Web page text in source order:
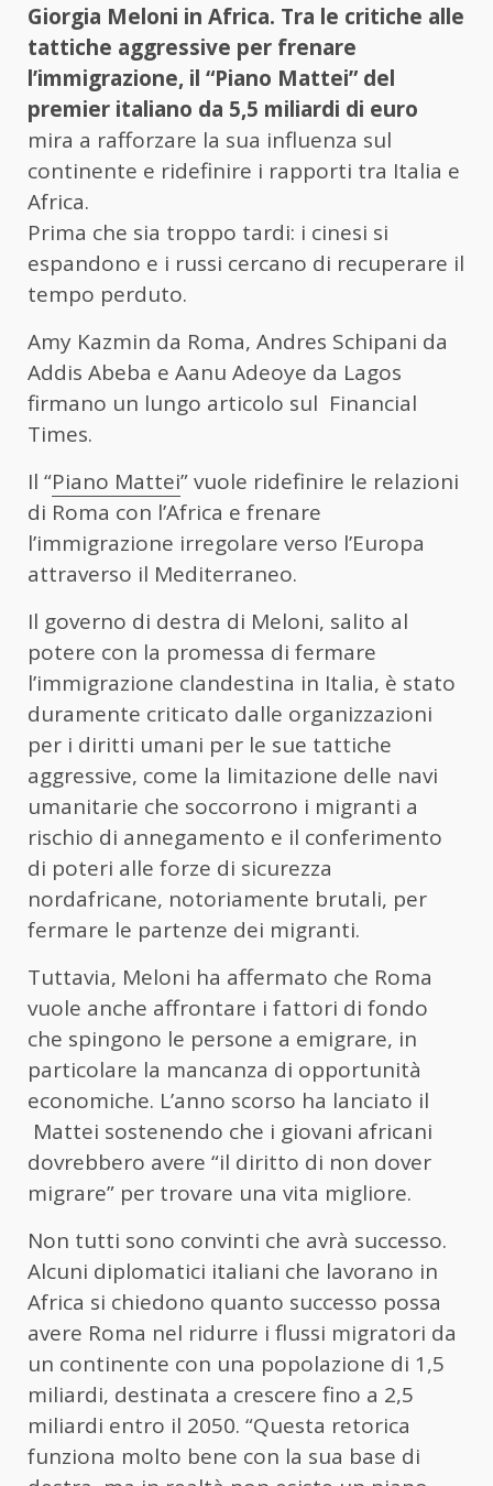
Giorgia Meloni in Africa. Tra le critiche alle
tattiche aggressive per frenare
l’immigrazione, il “Piano Mattei” del
premier italiano da 5,5 miliardi di euro
mira a rafforzare la sua influenza sul
continente e ridefinire i rapporti tra Italia e
Africa.
Prima che sia troppo tardi: i cinesi si
espandono e i russi cercano di recuperare il
tempo perduto.
Amy Kazmin da Roma, Andres Schipani da
Addis Abeba e Aanu Adeoye da Lagos
firmano un lungo articolo sul Financial
Times.
Il “Piano Mattei” vuole ridefinire le relazioni
di Roma con l’Africa e frenare
l’immigrazione irregolare verso l’Europa
attraverso il Mediterraneo.
Il governo di destra di Meloni, salito al
potere con la promessa di fermare
l’immigrazione clandestina in Italia, è stato
duramente criticato dalle organizzazioni
per i diritti umani per le sue tattiche
aggressive, come la limitazione delle navi
umanitarie che soccorrono i migranti a
rischio di annegamento e il conferimento
di poteri alle forze di sicurezza
nordafricane, notoriamente brutali, per
fermare le partenze dei migranti.
Tuttavia, Meloni ha affermato che Roma
vuole anche affrontare i fattori di fondo
che spingono le persone a emigrare, in
particolare la mancanza di opportunità
economiche. L’anno scorso ha lanciato il
Mattei sostenendo che i giovani africani
dovrebbero avere “il diritto di non dover
migrare” per trovare una vita migliore.
Non tutti sono convinti che avrà successo.
Alcuni diplomatici italiani che lavorano in
Africa si chiedono quanto successo possa
avere Roma nel ridurre i flussi migratori da
un continente con una popolazione di 1,5
miliardi, destinata a crescere fino a 2,5
miliardi entro il 2050. “Questa retorica
funziona molto bene con la sua base di